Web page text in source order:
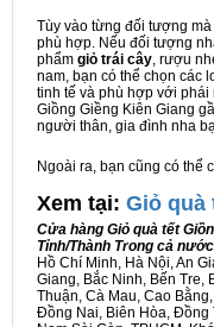
Tùy vào từng đối tượng
phù hợp. Nếu đối tượng
phẩm giỏ trái cây, rượu
nam, bạn có thể chọn các
tinh tế và phù hợp với
Giồng Giềng Kiên Giang
người thân, gia đình nha
Ngoài ra, bạn cũng có thể
Xem tại: Giỏ quà
Cửa hàng Giỏ quà tết
Tỉnh/Thành Trong cả
Hồ Chí Minh, Hà Nội, An
Giang, Bắc Ninh, Bến
Thuận, Cà Mau, Cao
Đồng Nai, Biên Hòa, Đồng